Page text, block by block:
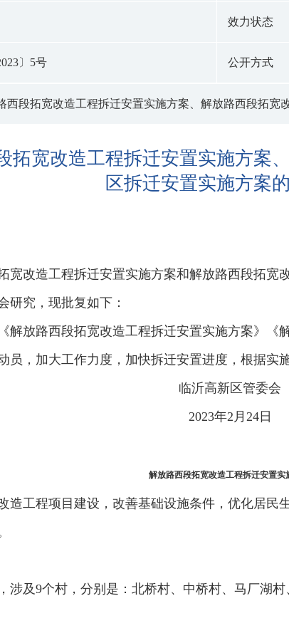
效力状态
〕5号 公开方式
西段拓宽改造工程拆迁安置实施方案、解放路西段拓宽
拓宽改造工程拆迁安置实施方案
区拆迁安置实施方案
宽改造工程拆迁安置实施方案和解放路西段拓宽
研究，现批复如下：
解放路西段拓宽改造工程拆迁安置实施方案》《
员，加大工作力度，加快拆迁安置进度，根据实
临沂高新区管委会
2023年2月24日
解放路西段拓宽改造工程拆迁安置实
造工程项目建设，改善基础设施条件，优化居民
涉及9个村，分别是：北桥村、中桥村、马厂湖